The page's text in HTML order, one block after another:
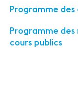
Programme
Programme des
cours publics